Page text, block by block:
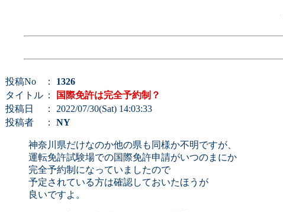
投稿No ： 1326
タイトル ：
国際免許は完全予約制？
投稿日
： 2022/07/30(Sat) 14:03:33
投稿者
： NY
神奈川県だけなのか他の県も同様か不明ですが、
運転免許試験場での国際免許申請がいつのまにか
完全予約制になっていましたので
予定されている方は確認しておいたほうが
良いですよ。